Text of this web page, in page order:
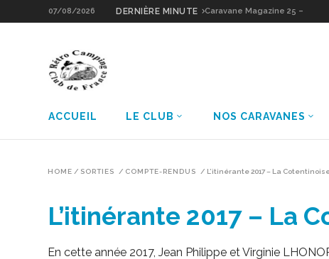
07/08/2026 DERNIÈRE MINUTE Caravane Magazine 25 –
ACCUEIL LE CLUB NOS CARAVANES
HOME / SORTIES / COMPTE-RENDUS / L’itinérante 2017 – La
L’itinérante 2017 – La
En cette année 2017, Jean Philippe et Virginie